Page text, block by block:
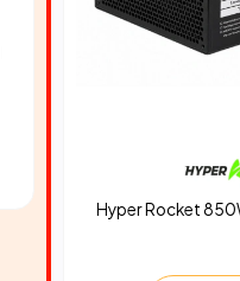
Hyper Rocket
Hyper Rocket